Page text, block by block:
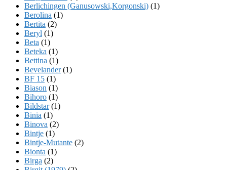
Berlichingen (Ganusowski,Korgonski) (1)
Berolina (1)
Bertita (2)
Beryl (1)
Beta (1)
Beteka (1)
Bettina (1)
Bevelander(1)
BF 15 (1)
Biason (1)
Bihoro (1)
Bildstar(1)
Binia (1)
Binova (2)
Bintje (1)
Bintje-Mutante (2)
Bionta (1)
Birga (2)